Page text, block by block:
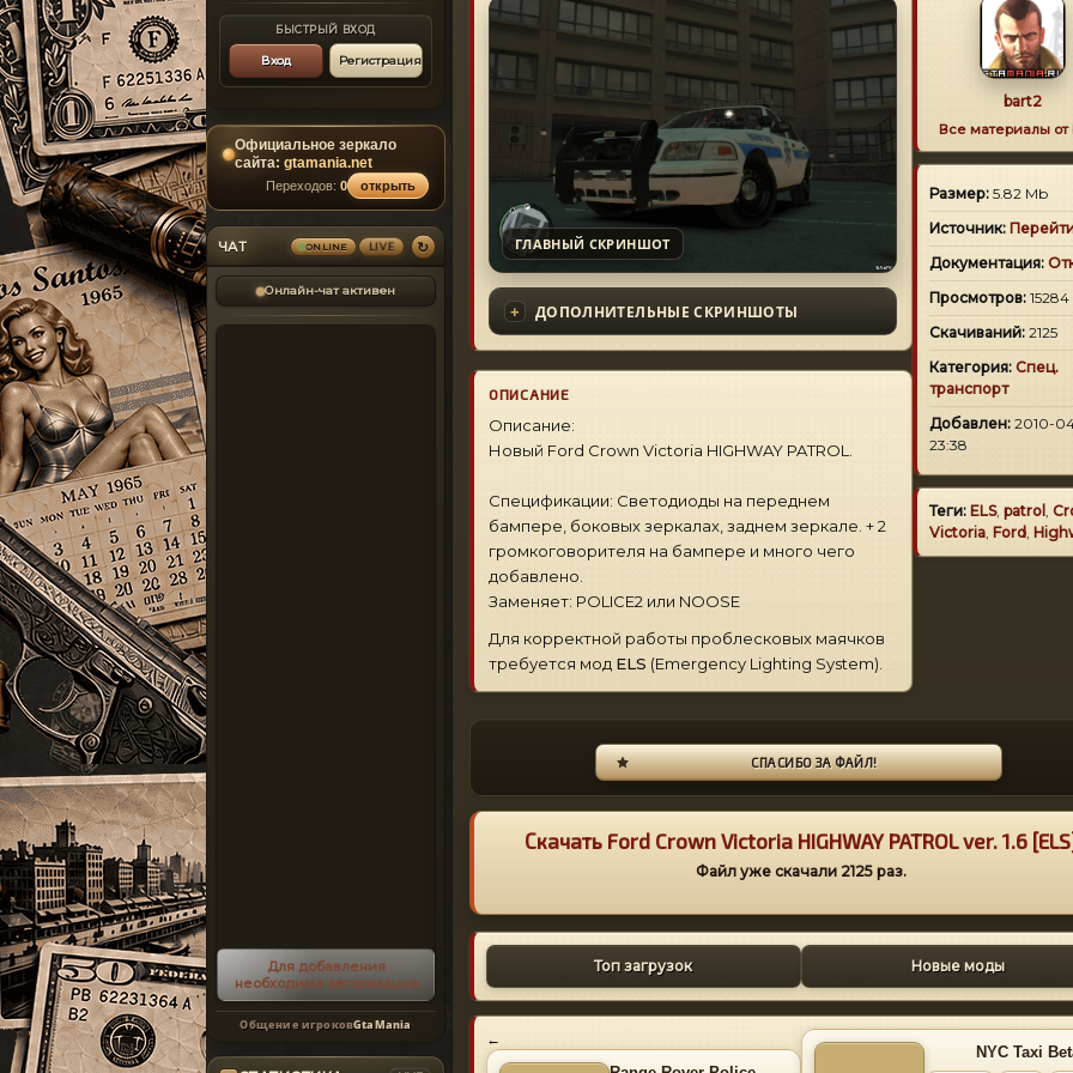
БЫСТРЫЙ ВХОД
Вход Регистрация
Официальное зеркало
сайта: gtamania.net
Переходов: 0 открыть
ЧАТ ONLINE LIVE ↻
Онлайн-чат активен
Для добавления
необходима авторизация
Общение игроковGtaMania
ГЛАВНЫЙ СКРИНШОТ
ДОПОЛНИТЕЛЬНЫЕ СКРИНШОТЫ
ОПИСАНИЕ
Описание:
Новый Ford Crown Victoria HIGHWAY PATROL.
Спецификации: Светодиоды на переднем
бампере, боковых зеркалах, заднем зеркале. + 2
громкоговорителя на бампере и много чего
добавлено.
Заменяет: POLICE2 или NOOSE
Для корректной работы проблесковых маячков
требуется мод ELS (Emergency Lighting System).
bart2
Все материалы от
Размер: 5.82 Mb
Источник:
Документация:
Просмотров: 15284
Скачиваний: 2125
Категория: Спец.
транспорт
Добавлен: 2010-
23:38
Теги: ELS, patrol ,
Victoria, Ford,
СПАСИБО ЗА ФАЙЛ!
Скачать Ford Crown Victoria HIGHWAY PATROL ver. 1.6 [ELS]
Файл уже скачали 2125раз.
Топ загрузок Новые моды
←
NYC Taxi